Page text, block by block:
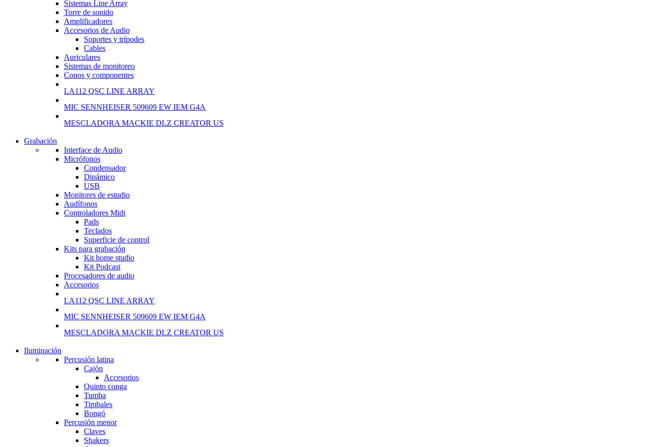
Sistemas Line Array
Torre de sonido
Amplificadores
Accesorios de Audio
Soportes y trípodes
Cables
Auriculares
Sistemas de monitoreo
Conos y componentes
LA112 QSC LINE ARRAY
MIC SENNHEISER 509609 EW IEM G4A
MESCLADORA MACKIE DLZ CREATOR US
GAMER CONTROLLER
Shop Now
Grabación
Interface de Audio
Micrófonos
Condensador
Dinámico
USB
Monitores de estudio
Audífonos
Controladores Midi
Pads
Teclados
Superficie de control
Kits para grabación
Kit home studio
Kit Podcast
Procesadores de audio
Accesorios
LA112 QSC LINE ARRAY
MIC SENNHEISER 509609 EW IEM G4A
MESCLADORA MACKIE DLZ CREATOR US
T50F 9KG/1200 SPIN
Shop Now
Iluminación
Percusión latina
Cajón
Accesorios
Quinto conga
Tumba
Timbales
Bongó
Percusión menor
Claves
Shakers